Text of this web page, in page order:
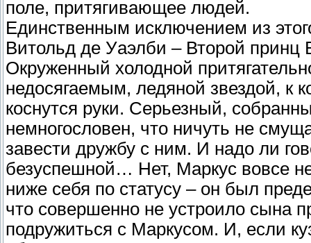
поле, притягивающее людей.
Единственным исключением из
Витольд де Уаэлби – Второй принц
Окруженный холодной
недосягаемым, ледяной звездой, к
коснутся руки. Серьезный,
немногословен, что ничуть не
завести дружбу с ним. И надо ли
безуспешной… Нет, Маркус вовсе
ниже себя по статусу – он был
что совершенно не устроило сына
подружиться с Маркусом. И, если